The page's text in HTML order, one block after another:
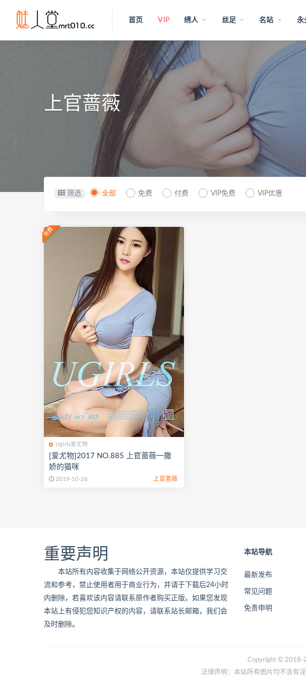
首页 VIP 绣人 丝足 名站 永
上官蔷薇
筛选 全部 免费 付费 VIP免费 VIP优惠
免費
Ugirls爱尤物
[爱尤物]2017 NO.885 上官蔷薇一撒
娇的猫咪
2019-10-26 上官蔷薇
重要声明
本站所有内容收集于网络公开资源，本站仅提供学习交
流和参考，禁止使用者用于商业行为，并请于下载后24小时
内删除，若喜欢该内容请联系原作者购买正版。如果您发现
本站上有侵犯您知识产权的内容，请联系站长邮箱，我们会
及时删除。
本站导航
最新发布
常见问题
免责申明
Copyright © 2018-
法律声明：本站所有图片均不含有